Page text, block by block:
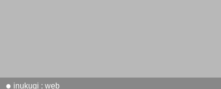
● inukugi : web